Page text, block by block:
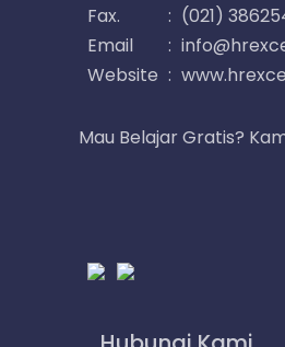
Fax.
: (021)
Email
:
Website :
Mau Belajar Gratis?